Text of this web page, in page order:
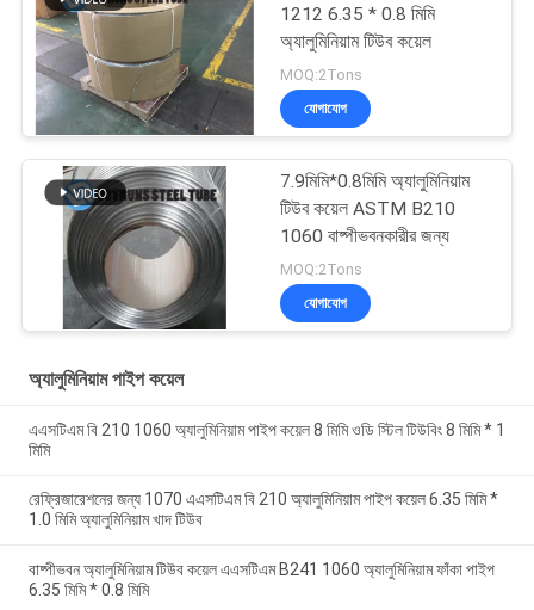
1212 6.35 * 0.8 মিমি
অ্যালুমিনিয়াম টিউব কয়েল
MOQ:2Tons
যোগাযোগ
7.9মিমি*0.8মিমি অ্যালুমিনিয়াম
টিউব কয়েল ASTM B210
1060 বাষ্পীভবনকারীর জন্য
MOQ:2Tons
যোগাযোগ
অ্যালুমিনিয়াম পাইপ কয়েল
এএসটিএম বি 210 1060 অ্যালুমিনিয়াম পাইপ কয়েল 8 মিমি ওডি স্টিল টিউবিং 8 মিমি * 1
মিমি
রেফ্রিজারেশনের জন্য 1070 এএসটিএম বি 210 অ্যালুমিনিয়াম পাইপ কয়েল 6.35 মিমি *
1.0 মিমি অ্যালুমিনিয়াম খাদ টিউব
বাষ্পীভবন অ্যালুমিনিয়াম টিউব কয়েল এএসটিএম B241 1060 অ্যালুমিনিয়াম ফাঁকা পাইপ
6.35 মিমি * 0.8 মিমি